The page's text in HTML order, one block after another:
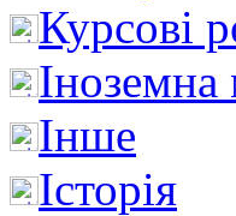
Курсові
Іноземна
Інше
Історія